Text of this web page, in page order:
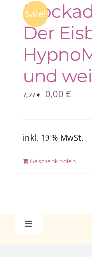
Sale!
Der
und
7,77€
7,77 €
0,00€
0,00
inkl. 19 % MwSt.
Geschenk holen
Toggle